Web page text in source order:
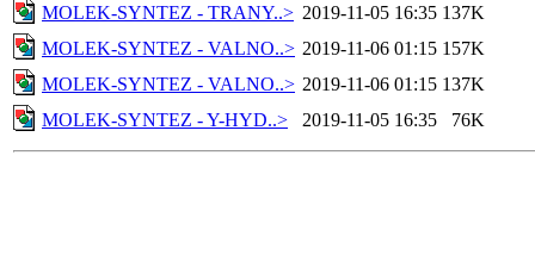
MOLEK-SYNTEZ - TRANY..> 2019-11-05 16:35 137K
MOLEK-SYNTEZ - VALNO..> 2019-11-06 01:15 157K
MOLEK-SYNTEZ - VALNO..> 2019-11-06 01:15 137K
MOLEK-SYNTEZ - Y-HYD..>
2019-11-05 16:35 76K